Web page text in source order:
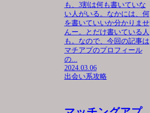
も、3割は何も書いていな
い人がいる。なかには、何
を書いていいか分かりませ
んー。とだけ書いている人
も。なので、今回の記事は
マチアプのプロフィール
の...
2024.03.06
出会い系攻略